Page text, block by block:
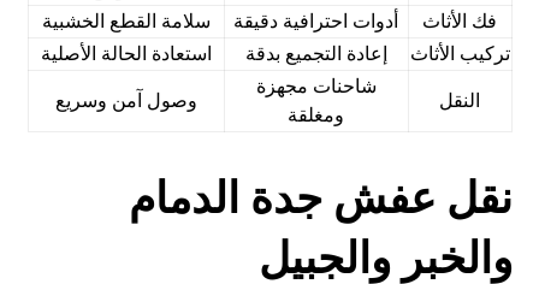
فك الأثاث
أدوات احترافية دقيقة
سلامة القطع الخشبية
تركيب الأثاث
إعادة التجميع بدقة استعادة الحالة الأصلية
النقل
شاحنات مجهزة
ومغلقة
وصول آمن وسريع
نقل عفش جدة الدمام
والخبر والجبيل